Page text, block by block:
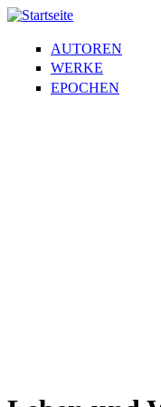
AUTOREN
WERKE
EPOCHEN